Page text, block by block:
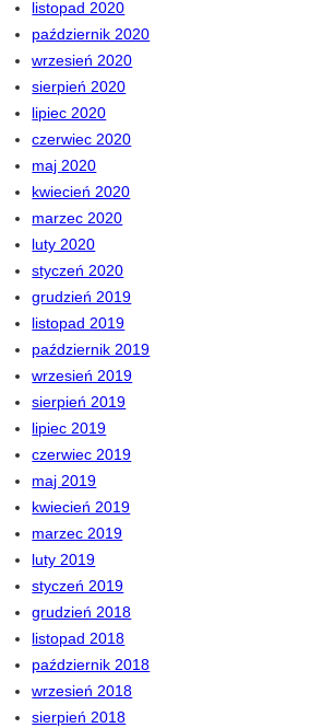
listopad 2020
październik 2020
wrzesień 2020
sierpień 2020
lipiec 2020
czerwiec 2020
maj 2020
kwiecień 2020
marzec 2020
luty 2020
styczeń 2020
grudzień 2019
listopad 2019
październik 2019
wrzesień 2019
sierpień 2019
lipiec 2019
czerwiec 2019
maj 2019
kwiecień 2019
marzec 2019
luty 2019
styczeń 2019
grudzień 2018
listopad 2018
październik 2018
wrzesień 2018
sierpień 2018